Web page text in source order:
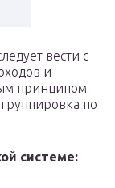
вести с
и
принципом
по
системе: